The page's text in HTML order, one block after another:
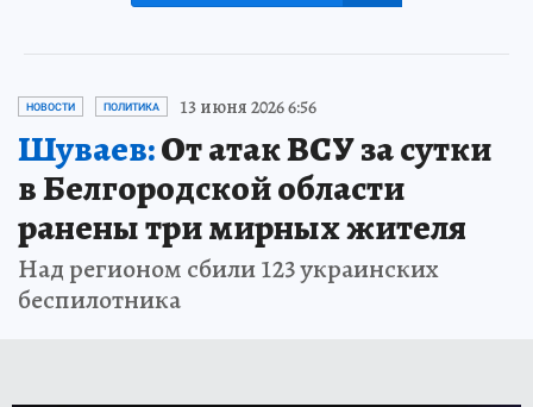
НОВОСТИ ПОЛИТИКА 13 июня 2026 6:56
Шуваев:От атак ВСУ за сутки
в Белгородской области
ранены три мирных жителя
Над регионом сбили 123 украинских
беспилотника